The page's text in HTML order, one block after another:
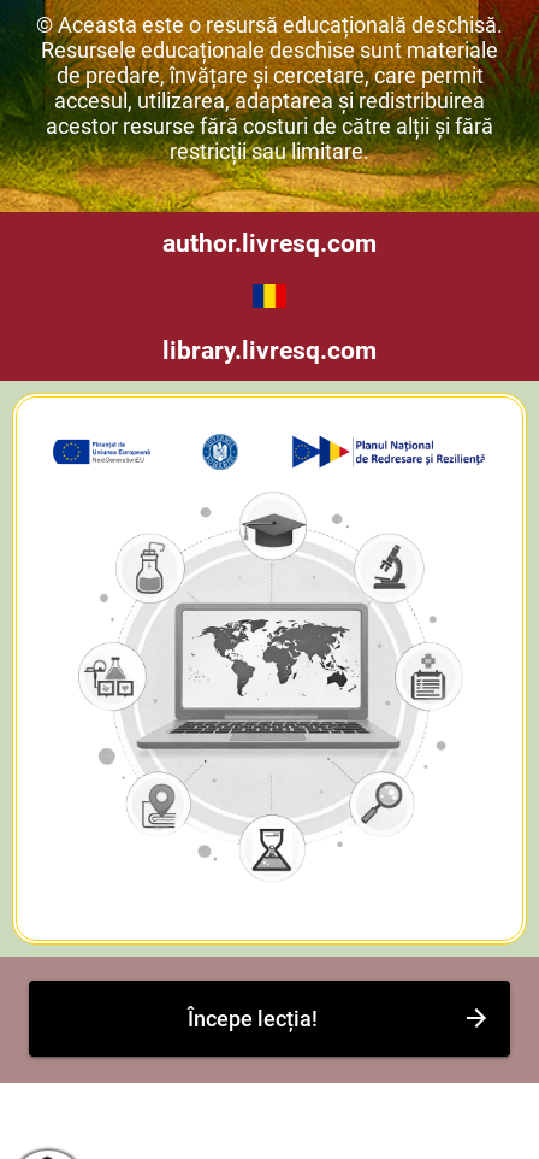
© Aceasta este o resursă educațională deschisă.
Resursele educaționale deschise sunt materiale
de predare, învățare și cercetare, care permit
accesul, utilizarea, adaptarea și redistribuirea
acestor resurse fără costuri de către alții și fără
restricții sau limitare.
author.livresq.com
library.livresq.com
Începe lecția!